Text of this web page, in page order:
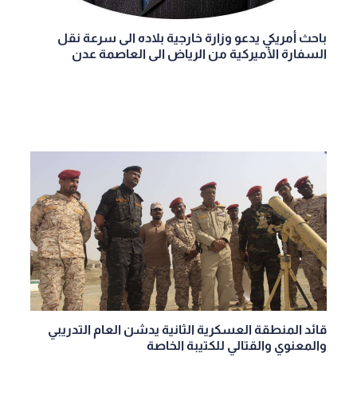
باحث أمريكي يدعو وزارة خارجية بلاده الى سرعة نقل
السفارة الأميركية من الرياض الى العاصمة عدن
قائد المنطقة العسكرية الثانية يدشن العام التدريبي
والمعنوي والقتالي للكتيبة الخاصة